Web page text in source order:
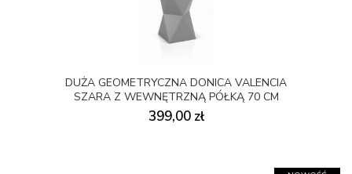
DUŻA GEOMETRYCZNA DONICA VALENCIA
SZARA Z WEWNĘTRZNĄ PÓŁKĄ 70 CM
399,00 zł